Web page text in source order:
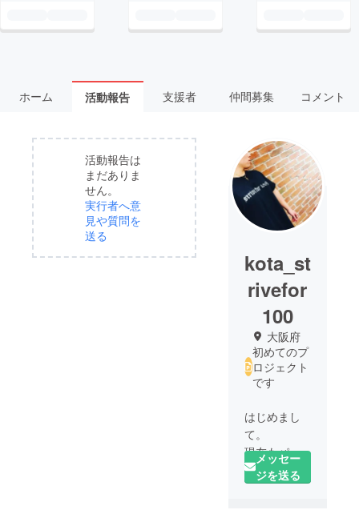
ホーム 活動報告 支援者 仲間募集 コメント
活動報告は
まだありま
せん。
実行者へ意
見や質問を
送る
kota_st
rivefor
100
大阪府
初めてのプ
ロジェクト
です
はじめまし
て。
現在もパー
ソナルト
レーナーと
メッセー
ジを送る